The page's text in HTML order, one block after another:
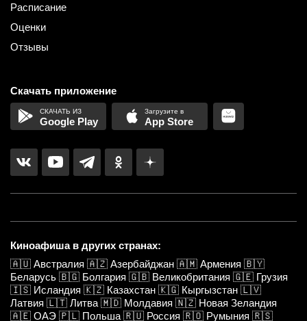
Расписание
Оценки
Отзывы
Скачать приложение
Google Play App Store
Киноафиша в других странах:
🇦🇺 Австралия 🇦🇿 Азербайджан 🇦🇲 Армения 🇧🇾
Беларусь 🇧🇬 Болгария 🇬🇧 Великобритания 🇬🇪 Грузия
🇮🇸 Исландия 🇰🇿 Казахстан 🇰🇬 Кыргызстан 🇱🇻
Латвия 🇱🇹 Литва 🇲🇩 Молдавия 🇳🇿 Новая Зеландия
🇦🇪 ОАЭ 🇵🇱 Польша 🇷🇺 Россия 🇷🇴 Румыния 🇷🇸